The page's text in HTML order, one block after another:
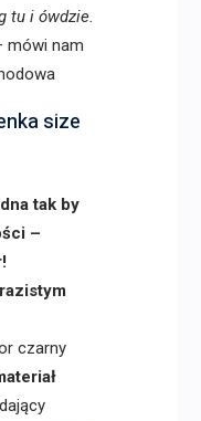
tu i ówdzie.
nam
size
tak by
–
czarny